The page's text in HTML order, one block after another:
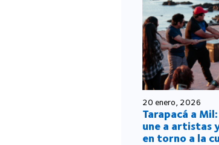
20 enero, 2026
Tarapacá a
une a artistas
en torno a la